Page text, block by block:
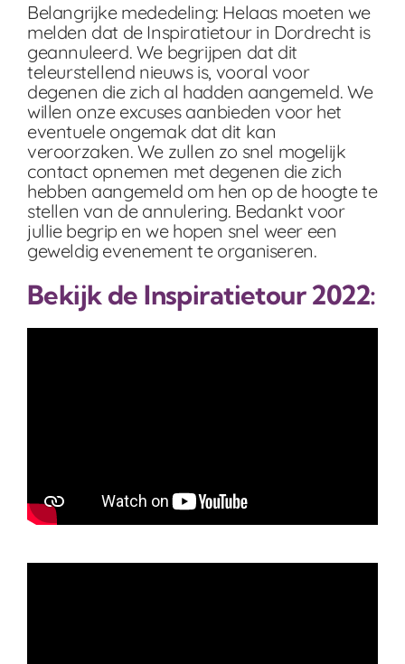
Belangrijke mededeling: Helaas moeten we
melden dat de Inspiratietour in Dordrecht is
geannuleerd. We begrijpen dat dit
teleurstellend nieuws is, vooral voor
degenen die zich al hadden aangemeld. We
willen onze excuses aanbieden voor het
eventuele ongemak dat dit kan
veroorzaken. We zullen zo snel mogelijk
contact opnemen met degenen die zich
hebben aangemeld om hen op de hoogte te
stellen van de annulering. Bedankt voor
jullie begrip en we hopen snel weer een
geweldig evenement te organiseren.
Bekijk de Inspiratietour 2022: